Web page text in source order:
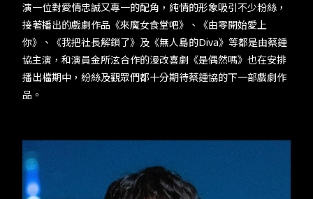
演一位對愛情忠誠又專一的配角，純情的形象吸引不少粉絲，
接著播出的戲劇作品《來魔女食堂吧》、《由零開始愛上
你》、《我把社長解鎖了》及《無人島的​Diva​》等都是由蔡鍾
協主演，和演員金所泫合作的漫改喜劇《是偶然嗎》也在安排
播出檔期中，紛絲及觀眾們都十分期待蔡鍾協的下一部戲劇作
品。​